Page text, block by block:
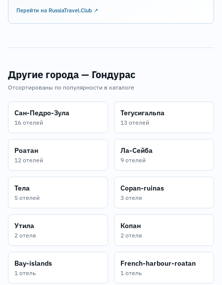
Перейти на RussiaTravel.Club ↗
Другие города — Гондурас
Отсортированы по популярности в каталоге
Сан-Педро-Зула
16 отелей
Тегусигальпа
13 отелей
Роатан
12 отелей
Ла-Сейба
9 отелей
Тела
5 отелей
Copan-ruinas
3 отеля
Утила
2 отеля
Копан
2 отеля
Bay-islands
1 отель
French-harbour-roatan
1 отель